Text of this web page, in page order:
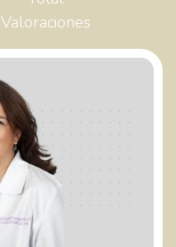
Valoraciones